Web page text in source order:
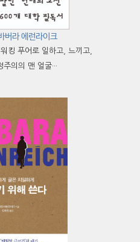
버라 에런라이크
킹 푸어로 일하고, 느끼고,
의의 맨 얼굴···